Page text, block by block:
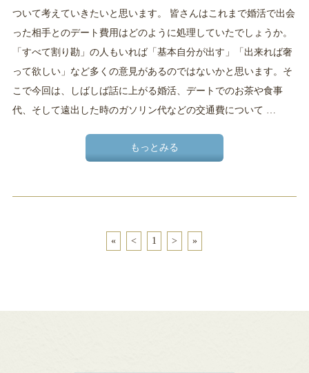
ついて考えていきたいと思います。 皆さんはこれまで婚活で出会
った相手とのデート費用はどのように処理していたでしょうか。
「すべて割り勘」の人もいれば「基本自分が出す」「出来れば奢
って欲しい」など多くの意見があるのではないかと思います。そ
こで今回は、しばしば話に上がる婚活、デートでのお茶や食事
代、そして遠出した時のガソリン代などの交通費について …
もっとみる
« < 1 > »